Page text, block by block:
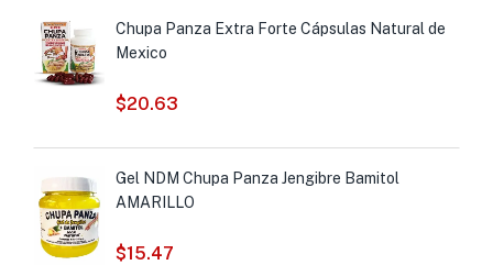
Chupa Panza Extra Forte Cápsulas Natural de
Mexico
$20.63
Gel NDM Chupa Panza Jengibre Bamitol
AMARILLO
$15.47